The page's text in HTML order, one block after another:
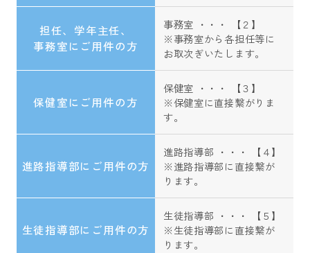
担任、学年主任、
事務室にご用件の方
事務室 ・・・ 【２】
※事務室から各担任等に
お取次ぎいたします。
保健室にご用件の方
保健室 ・・・ 【３】
※保健室に直接繋がりま
す。
進路指導部にご用件の方
進路指導部 ・・・ 【４】
※進路指導部に直接繋が
ります。
生徒指導部にご用件の方
生徒指導部 ・・・ 【５】
※生徒指導部に直接繋が
ります。